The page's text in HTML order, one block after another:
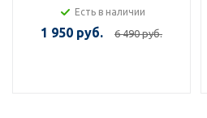
Есть в наличии
1 950 руб. 6 490 руб.